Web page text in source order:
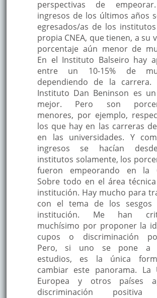
perspectivas de
ingresos de los últimos años
egresados/as de los
propia CNEA, que tienen, a su
porcentaje aún menor de
En el Instituto Balseiro hay
entre un 10-15% de
dependiendo de la carrera.
Instituto Dan Beninson es
mejor. Pero son
menores, por ejemplo,
los que hay en las carreras
en las universidades. Y
ingresos se hacían
institutos solamente, los
fueron empeorando en la
Sobre todo en el área
institución. Hay mucho para
con el tema de los sesgos
institución. Me han
muchísimo por proponer la
cupos o discriminación
Pero, si uno se pone a
estudios, es la única
cambiar este panorama. La
Europea y otros países
discriminación positiva